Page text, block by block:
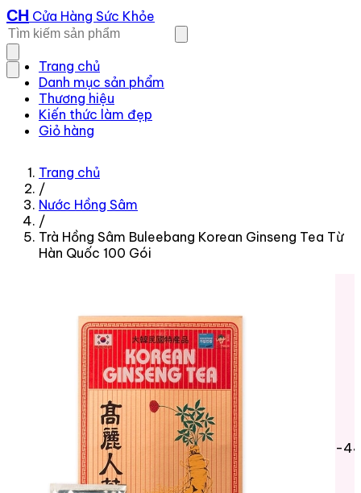
CH Cửa Hàng Sức Khỏe
Trang chủ
Danh mục sản phẩm
Thương hiệu
Kiến thức làm đẹp
Giỏ hàng
Trang chủ
/
Nước Hồng Sâm
/
Trà Hồng Sâm Buleebang Korean Ginseng Tea Từ
Hàn Quốc 100 Gói
-